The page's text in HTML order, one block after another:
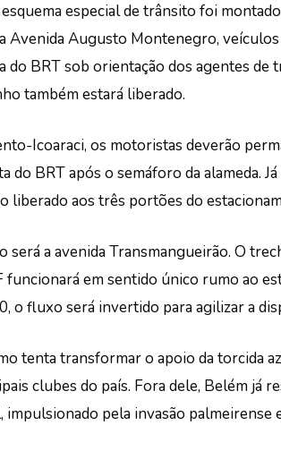
especial de trânsito foi
Avenida Augusto Montenegro,
do BRT sob orientação dos agentes de
também estará liberado.
Icoaraci, os motoristas deverão
do BRT após o semáforo da alameda.
liberado aos três portões do
a avenida Transmangueirão. O
funcionará em sentido único rumo ao
o fluxo será invertido para agilizar a
tenta transformar o apoio da torcida
clubes do país. Fora dele, Belém já
pela invasão palmeirense